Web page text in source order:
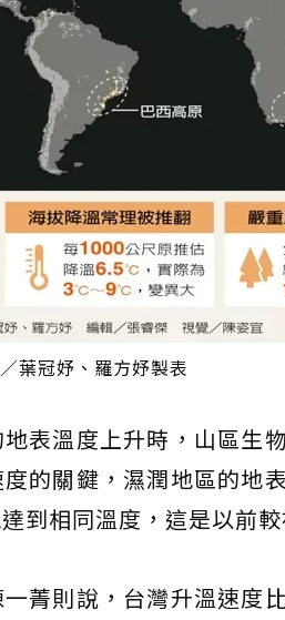
葉冠妤、羅方妤製表
表溫度上升時，山區生
的關鍵，濕潤地區的地
到相同溫度，這是以前較
菁則說，台灣升溫速度